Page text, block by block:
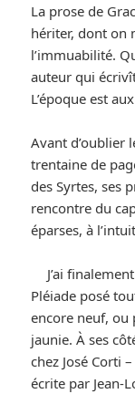
La prose de
hériter, dont on
l’immuabilité.
auteur qui
L’époque est
Avant d’oublier
trentaine de
des Syrtes, ses
rencontre du
éparses, à
J’ai
Pléiade posé
encore neuf, ou
jaunie. À ses
chez José Corti
écrite par Jean-